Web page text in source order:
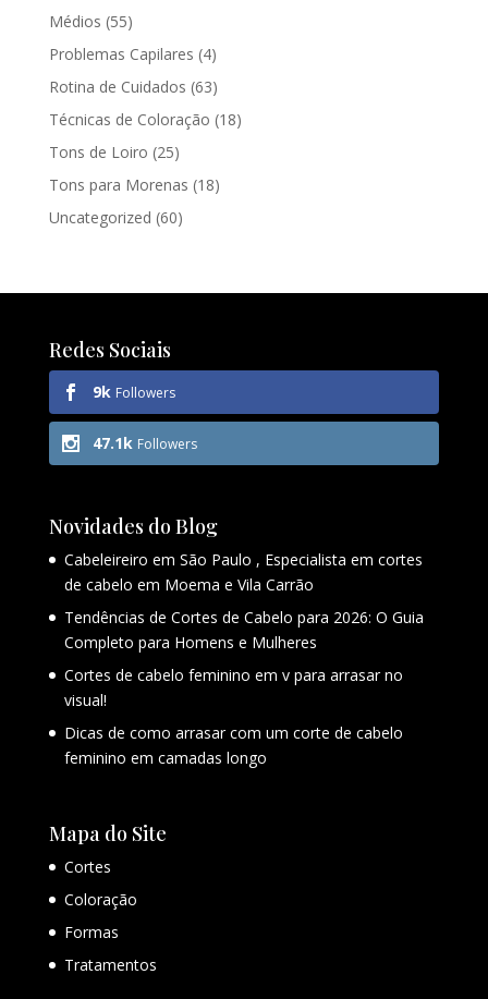
Médios (55)
Problemas Capilares (4)
Rotina de Cuidados (63)
Técnicas de Coloração (18)
Tons de Loiro (25)
Tons para Morenas (18)
Uncategorized (60)
Redes Sociais
9k Followers
47.1k Followers
Novidades do Blog
Cabeleireiro em São Paulo , Especialista em cortes
de cabelo em Moema e Vila Carrão
Tendências de Cortes de Cabelo para 2026: O Guia
Completo para Homens e Mulheres
Cortes de cabelo feminino em v para arrasar no
visual!
Dicas de como arrasar com um corte de cabelo
feminino em camadas longo
Mapa do Site
Cortes
Coloração
Formas
Tratamentos